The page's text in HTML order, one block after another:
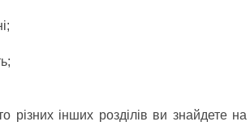
різних інших розділів ви знайдете на